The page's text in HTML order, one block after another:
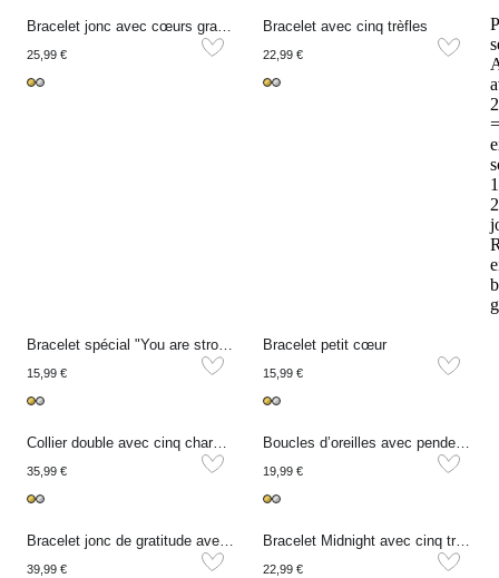
25,99 €
Bracelet avec cinq trèfles
22,99 €
=
2
15,99 €
Bracelet petit cœur
15,99 €
35,99 € 19,99 €
39,99 € 22,99 €